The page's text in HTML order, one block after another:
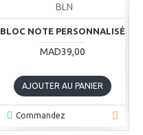
BLN
BLOC NOTE PERSONNALISÉ
MAD39,00
AJOUTER AU PANIER
Commandez